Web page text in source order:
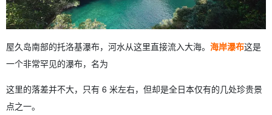
屋久岛南部的托洛基瀑布，河水从这里直接流入大海。 海岸瀑布这是
一个非常罕见的瀑布，名为
这里的落差并不大，只有 6 米左右，但却是全日本仅有的几处珍贵景
点之一。